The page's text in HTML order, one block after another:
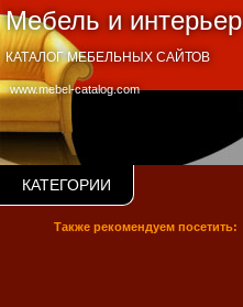
Мебель и интерьер
www.mebel-catalog.com
КАТАЛОГ МЕБЕЛЬНЫХ САЙТОВ
КАТЕГОРИИ
Также рекомендуем посетить: